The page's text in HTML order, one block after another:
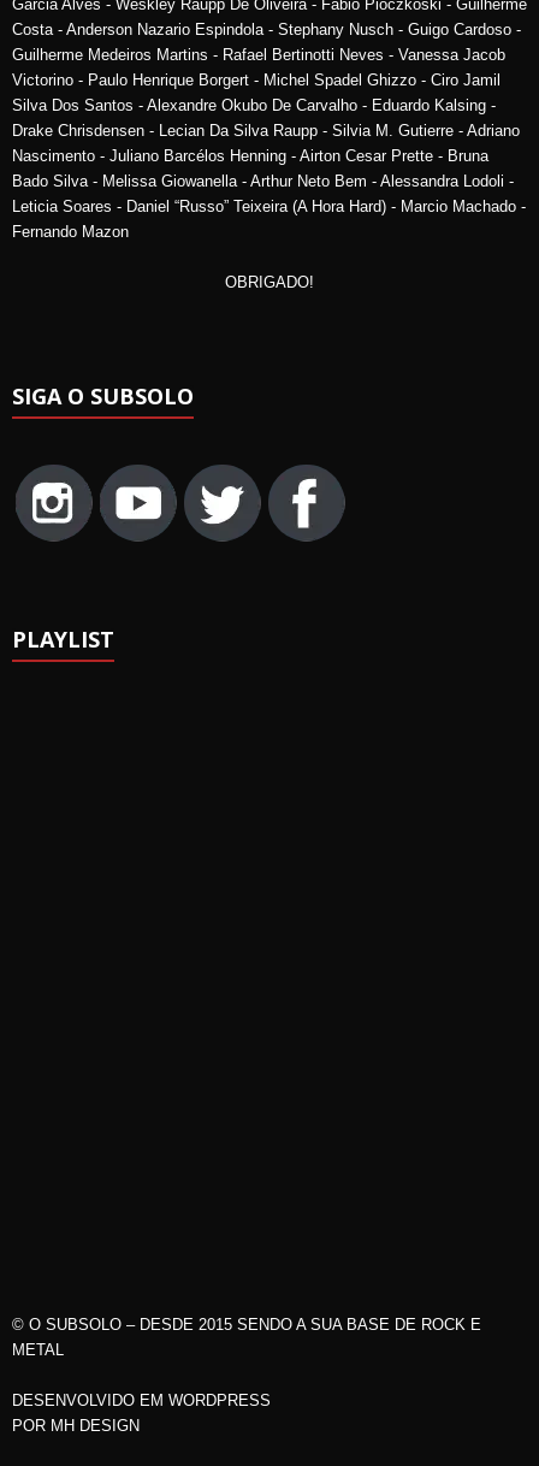
Garcia Alves - Weskley Raupp De Oliveira - Fabio Pioczkoski - Guilherme
Costa - Anderson Nazario Espindola - Stephany Nusch - Guigo Cardoso -
Guilherme Medeiros Martins - Rafael Bertinotti Neves - Vanessa Jacob
Victorino - Paulo Henrique Borgert - Michel Spadel Ghizzo - Ciro Jamil
Silva Dos Santos - Alexandre Okubo De Carvalho - Eduardo Kalsing -
Drake Chrisdensen - Lecian Da Silva Raupp - Silvia M. Gutierre - Adriano
Nascimento - Juliano Barcélos Henning - Airton Cesar Prette - Bruna
Bado Silva - Melissa Giowanella - Arthur Neto Bem - Alessandra Lodoli -
Leticia Soares - Daniel “Russo” Teixeira (A Hora Hard) - Marcio Machado -
Fernando Mazon
OBRIGADO!
SIGA O SUBSOLO
PLAYLIST
© O SUBSOLO – DESDE 2015 SENDO A SUA BASE DE ROCK E
METAL
DESENVOLVIDO EM WORDPRESS
POR MH DESIGN